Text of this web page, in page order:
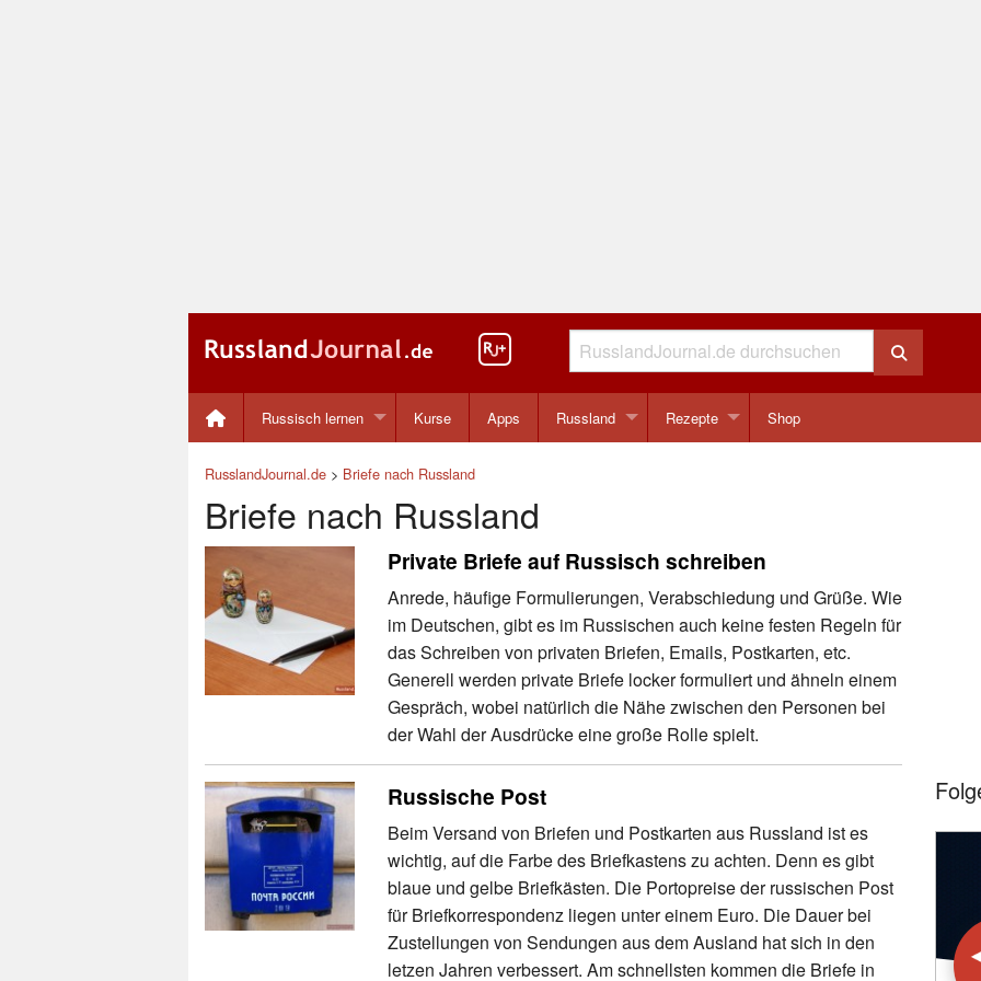
Russisch lernen Kurse Apps Russland Rezepte Shop
RusslandJournal.de > Briefe nach Russland
Briefe nach Russland
Private Briefe auf Russisch schreiben
Anrede, häufige Formulierungen, Verabschiedung und Grüße. Wie
im Deutschen, gibt es im Russischen auch keine festen Regeln für
das Schreiben von privaten Briefen, Emails, Postkarten, etc.
Generell werden private Briefe locker formuliert und ähneln einem
Gespräch, wobei natürlich die Nähe zwischen den Personen bei
der Wahl der Ausdrücke eine große Rolle spielt.
Russische Post
Beim Versand von Briefen und Postkarten aus Russland ist es
wichtig, auf die Farbe des Briefkastens zu achten. Denn es gibt
blaue und gelbe Briefkästen. Die Portopreise der russischen Post
für Briefkorrespondenz liegen unter einem Euro. Die Dauer bei
Zustellungen von Sendungen aus dem Ausland hat sich in den
letzen Jahren verbessert. Am schnellsten kommen die Briefe in